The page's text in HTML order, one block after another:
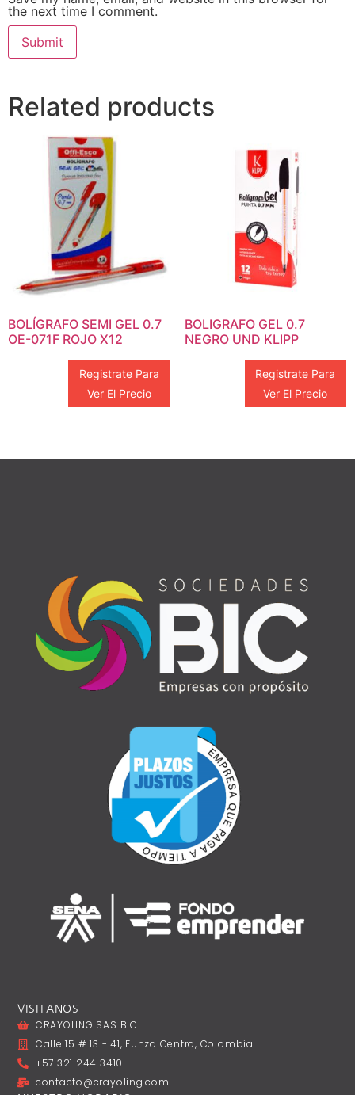
the next time I comment.
Related products
BOLÍGRAFO SEMI GEL 0.7
OE-071F ROJO X12
Registrate Para
Ver El Precio
BOLIGRAFO GEL 0.7
NEGRO UND KLIPP
Registrate Para
Ver El Precio
VISITANOS
CRAYOLING SAS BIC
Calle 15 # 13 - 41, Funza Centro, Colombia
+57 321 244 3410
contacto@crayoling.com